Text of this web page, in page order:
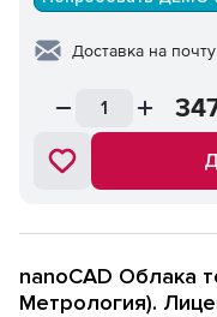
Доставка на
nanoCAD Облака
Метрология).